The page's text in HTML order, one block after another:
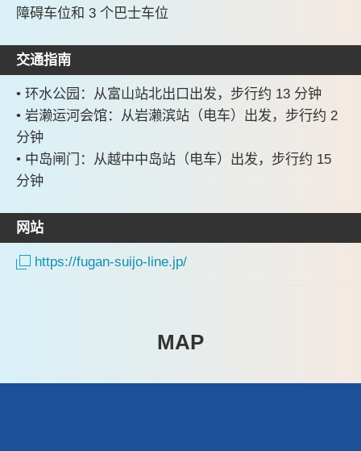
障碍车位和 3 个巴士车位
交通指南
• 环水公园：从富山站北出口出发，步行约 13 分钟
• 岩濑运河会馆：从岩濑滨站（电车）出发，步行约 2
分钟
• 中岛闸门：从越中中岛站（电车）出发，步行约 15
分钟
网站
https://fugan-suijo-line.jp/
MAP